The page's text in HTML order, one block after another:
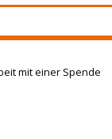
mit einer Spende